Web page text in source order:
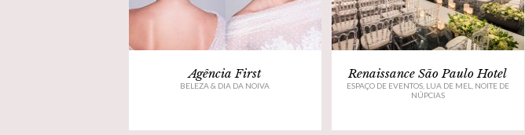
Agência First
BELEZA & DIA DA NOIVA
Renaissance São Paulo Hotel
ESPAÇO DE EVENTOS, LUA DE MEL, NOITE DE
NÚPCIAS